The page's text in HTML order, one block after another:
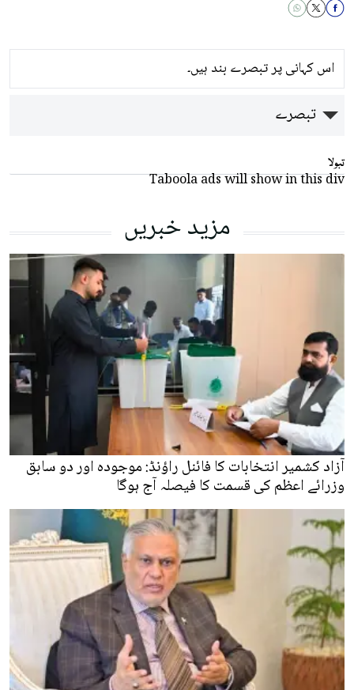
اس کہانی پر تبصرے بند ہیں۔
تبصرے
تبولا
Taboola ads will show in this div
مزید خبریں
آزاد کشمیر انتخابات کا فائنل راؤنڈ: موجودہ اور دو سابق
وزرائے اعظم کی قسمت کا فیصلہ آج ہوگا